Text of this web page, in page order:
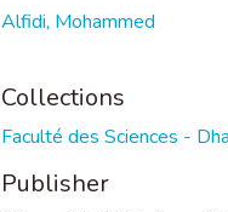
Alfidi, Mohammed
Collections
Faculté des Sciences -
Publisher